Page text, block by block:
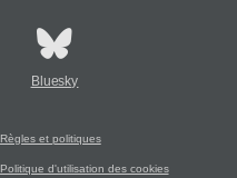
Bluesky
Règles et politiques
Politique d'utilisation des cookies